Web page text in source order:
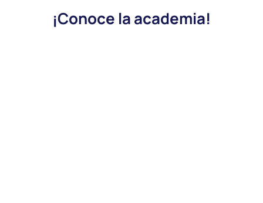
¡Conoce la academia!